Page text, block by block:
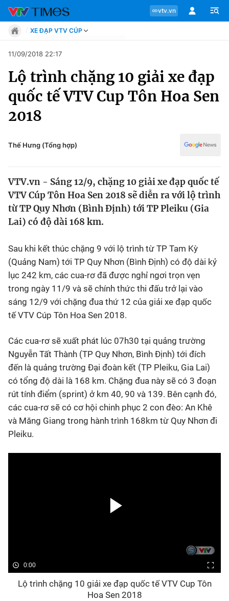
vtv.vn
Chuyên mục
Tin tức
Chân dung
Sự kiện
Bóng đá
Thể thao Điện tử
Các môn khác
VIDEO
Bên lề
XE ĐẠP VTV CÚP
Move
Phong cách
Chân dung
Sự kiện
Bóng đá
Video
11/09/2018 22:17
Lộ trình chặng 10 giải xe đạp
quốc tế VTV Cup Tôn Hoa Sen
2018
Thế Hưng (Tổng hợp)
VTV.vn - Sáng 12/9, chặng 10 giải xe đạp quốc tế
VTV Cúp Tôn Hoa Sen 2018 sẽ diễn ra với lộ trình
từ TP Quy Nhơn (Bình Định) tới TP Pleiku (Gia
Lai) có độ dài 168 km.
Sau khi kết thúc chặng 9 với lộ trình từ TP Tam Kỳ
(Quảng Nam) tới TP Quy Nhơn (Bình Định) có độ dài kỷ
lục 242 km, các cua-rơ đã được nghỉ ngơi trọn vẹn
trong ngày 11/9 và sẽ chính thức thi đấu trở lại vào
sáng 12/9 với chặng đua thứ 12 của giải xe đạp quốc
tế VTV Cúp Tôn Hoa Sen 2018.
Các cua-rơ sẽ xuất phát lúc 07h30 tại quảng trường
Nguyễn Tất Thành (TP Quy Nhơn, Bình Định) tới đích
đến là quảng trường Đại đoàn kết (TP Pleiku, Gia Lai)
có tổng độ dài là 168 km. Chặng đua này sẽ có 3 đoạn
rút tính điểm (sprint) ở km 40, 90 và 139. Bên cạnh đó,
các cua-rơ sẽ có cơ hội chinh phục 2 con đèo: An Khê
và Măng Giang trong hành trình 168km từ Quy Nhơn đi
Pleiku.
0:00
Lộ trình chặng 10 giải xe đạp quốc tế VTV Cup Tôn
Hoa Sen 2018